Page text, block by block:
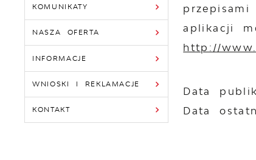
KOMUNIKATY
NASZA OFERTA
INFORMACJE
WNIOSKI I REKLAMACJE
KONTAKT
aplikacji
http://
Data
Data